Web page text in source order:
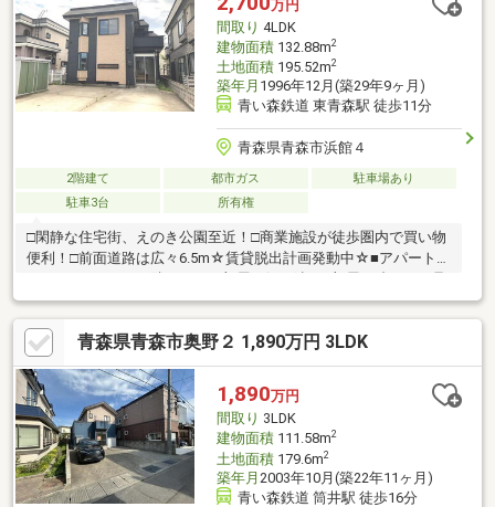
万円
間取り 4LDK
建物面積132.88m2
土地面積195.52m2
築年月 1996年12月(築29年9ヶ月)
青い森鉄道 東青森駅 徒歩11分
青森県青森市浜館４
2階建て 都市ガス
駐車場あり
駐車3台
所有権
□閑静な住宅街、えのき公園至近！□商業施設が徒歩圏内で買い物
便利！□前面道路は広々6.5m☆賃貸脱出計画発動中☆■アパート代
りない■ワンちゃん・にゃんこと一緒暮らしたいそんなお悩み解
決しましょう。
青森県青森市奥野２ 1,890万円 3LDK
1,890万円
間取り 3LDK
建物面積111.58m2
土地面積179.6m2
築年月 2003年10月(築22年11ヶ月)
青い森鉄道 筒井駅 徒歩16分